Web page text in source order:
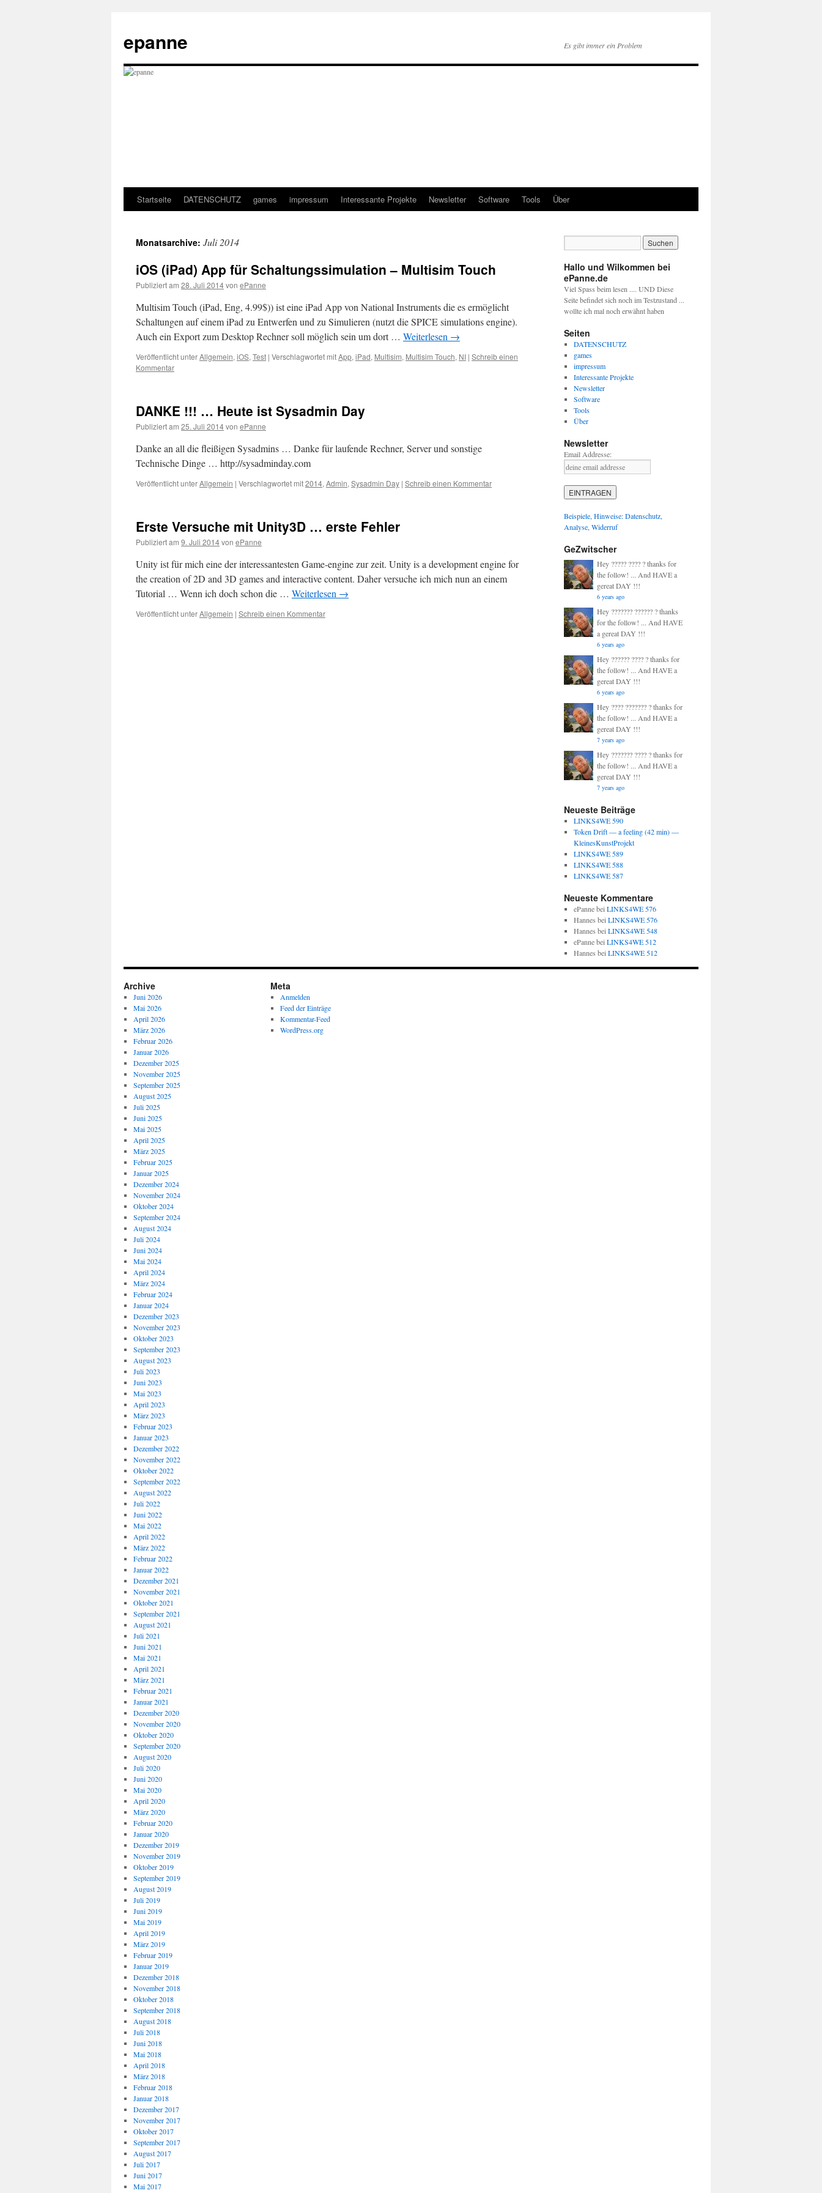
epanne Es gibt immer ein Problem
Zum
springen
Startseite DATENSCHUTZ games impressum Interessante Projekte Newsletter Software Tools Über
Monatsarchive: Juli 2014
iOS (iPad) App für Schaltungssimulation – Multisim Touch
Publiziert am 28. Juli 2014von ePanne
Multisim Touch (iPad, Eng, 4.99$)) ist eine iPad App von National Instruments die es ermöglicht
Schaltungen auf einem iPad zu Entwerfen und zu Simulieren (nutzt die SPICE simulations engine).
Auch ein Export zum Desktop Rechner soll möglich sein um dort … Weiterlesen →
Veröffentlicht unterAllgemein, iOS, Test | Verschlagwortet mitApp, iPad, Multisim, Multisim Touch, NI | Schreib einen
Kommentar
DANKE !!! … Heute ist Sysadmin Day
Publiziert am 25. Juli 2014von ePanne
Danke an all die fleißigen Sysadmins … Danke für laufende Rechner, Server und sonstige
Technische Dinge … http://sysadminday.com
Veröffentlicht unterAllgemein | Verschlagwortet mit2014, Admin, Sysadmin Day | Schreib einen Kommentar
Erste Versuche mit Unity3D … erste Fehler
Publiziert am 9. Juli 2014von ePanne
Unity ist für mich eine der interessantesten Game-engine zur zeit. Unity is a development engine for
the creation of 2D and 3D games and interactive content. Daher versuche ich mich nun an einem
Tutorial … Wenn ich doch schon die … Weiterlesen →
Veröffentlicht unterAllgemein | Schreib einen Kommentar
Hallo und Wilkommen bei
ePanne.de
Viel Spass beim lesen .... UND Diese
Seite befindet sich noch im Testzustand ...
wollte ich mal noch erwähnt haben
Seiten
DATENSCHUTZ
games
impressum
Interessante Projekte
Newsletter
Software
Tools
Über
Newsletter
Email Addresse:
Beispiele, Hinweise: Datenschutz,
Analyse, Widerruf
GeZwitscher
Hey ????? ???? ? thanks for
the follow! ... And HAVE a
gereat DAY !!!
6 years ago
Hey ??????? ?????? ? thanks
for the follow! ... And HAVE
a gereat DAY !!!
6 years ago
Hey ?????? ???? ? thanks for
the follow! ... And HAVE a
gereat DAY !!!
6 years ago
Hey ???? ??????? ? thanks for
the follow! ... And HAVE a
gereat DAY !!!
7 years ago
Hey ??????? ???? ? thanks for
the follow! ... And HAVE a
gereat DAY !!!
7 years ago
Neueste Beiträge
LINKS4WE 590
Token Drift — a feeling (42 min) —
KleinesKunstProjekt
LINKS4WE 589
LINKS4WE 588
LINKS4WE 587
Neueste Kommentare
ePannebei LINKS4WE 576
Hannes bei LINKS4WE 576
Hannes bei LINKS4WE 548
ePannebei LINKS4WE 512
Hannes bei LINKS4WE 512
Archive
Juni 2026
Mai 2026
April 2026
März 2026
Februar 2026
Januar 2026
Dezember 2025
November 2025
September 2025
August 2025
Juli 2025
Juni 2025
Mai 2025
April 2025
März 2025
Februar 2025
Januar 2025
Dezember 2024
November 2024
Oktober 2024
September 2024
August 2024
Juli 2024
Juni 2024
Mai 2024
April 2024
März 2024
Februar 2024
Januar 2024
Dezember 2023
November 2023
Oktober 2023
September 2023
August 2023
Juli 2023
Juni 2023
Mai 2023
April 2023
März 2023
Februar 2023
Januar 2023
Dezember 2022
November 2022
Oktober 2022
September 2022
August 2022
Juli 2022
Juni 2022
Mai 2022
April 2022
März 2022
Februar 2022
Januar 2022
Dezember 2021
November 2021
Oktober 2021
September 2021
August 2021
Juli 2021
Juni 2021
Mai 2021
April 2021
März 2021
Februar 2021
Januar 2021
Dezember 2020
November 2020
Oktober 2020
September 2020
August 2020
Juli 2020
Juni 2020
Mai 2020
April 2020
März 2020
Februar 2020
Januar 2020
Dezember 2019
November 2019
Oktober 2019
September 2019
August 2019
Juli 2019
Juni 2019
Mai 2019
April 2019
März 2019
Februar 2019
Januar 2019
Dezember 2018
November 2018
Oktober 2018
September 2018
August 2018
Juli 2018
Juni 2018
Mai 2018
April 2018
März 2018
Februar 2018
Januar 2018
Dezember 2017
November 2017
Oktober 2017
September 2017
August 2017
Juli 2017
Juni 2017
Mai 2017
Meta
Anmelden
Feed der Einträge
Kommentar-Feed
WordPress.org